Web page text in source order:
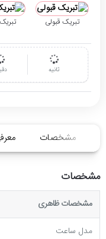
ثانیه
تبریک قبولی
مشخصات
مشخصات
مشخصات ظاهری
مدل ساعت